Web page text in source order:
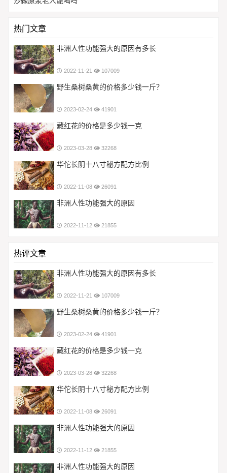
热门文章
非洲人性功能强大的原因有多长
2022-11-21 107009
野生桑树桑黄的价格多少钱一斤？
2023-02-24 41901
藏红花的价格是多少钱一克
2023-03-28 32268
华佗长阴十八寸秘方配方比例
2022-11-08 26091
非洲人性功能强大的原因
2022-11-12 21855
热评文章
非洲人性功能强大的原因有多长
2022-11-21 107009
野生桑树桑黄的价格多少钱一斤？
2023-02-24 41901
藏红花的价格是多少钱一克
2023-03-28 32268
华佗长阴十八寸秘方配方比例
2022-11-08 26091
非洲人性功能强大的原因
2022-11-12 21855
非洲人性功能强大的原因